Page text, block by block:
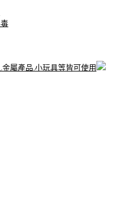
屬產品.小玩具等皆可使用